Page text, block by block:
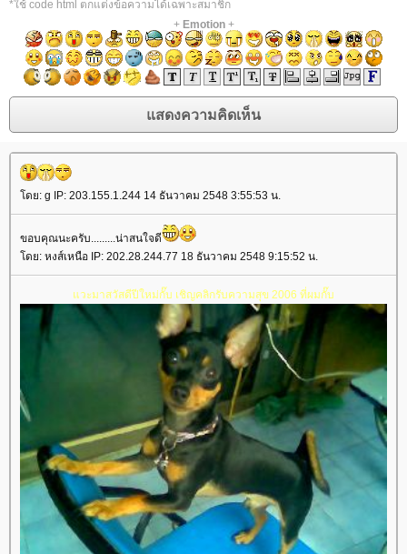
*ใช้ code html ตกแต่งข้อความได้เฉพาะสมาชิก
+ Emotion+
โดย: g IP: 203.155.1.244 14 ธันวาคม 2548 3:55:53 น.
ขอบคุณนะครับ.........น่าสนใจดี
โดย: หงส์เหนือ IP: 202.28.244.77 18 ธันวาคม 2548 9:15:52 น.
แวะมาสวัสดีปีใหม่กั๊บ เชิญคลิกรับความสุข 2006 ที่ผมกั๊บ